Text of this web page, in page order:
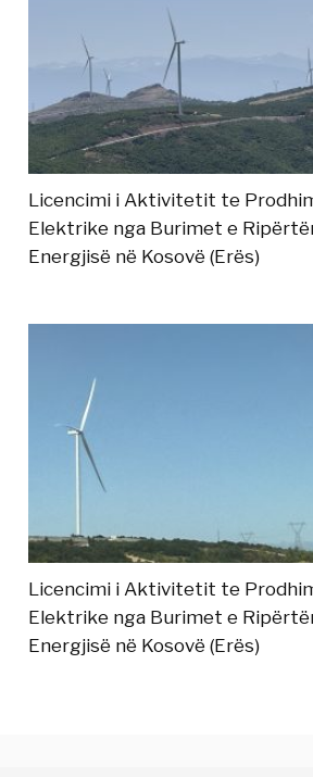
Licencimi i Aktivitetit te
Elektrike nga Burimet e
Energjisë në Kosovë (Erës)
Licencimi i Aktivitetit te
Elektrike nga Burimet e
Energjisë në Kosovë (Erës)